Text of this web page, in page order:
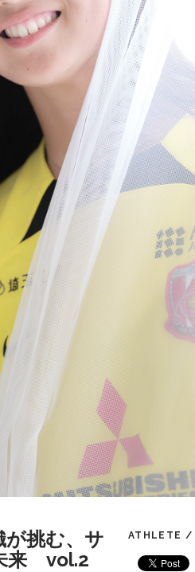
が挑む、サ
来 vol.2
ATHLETE /